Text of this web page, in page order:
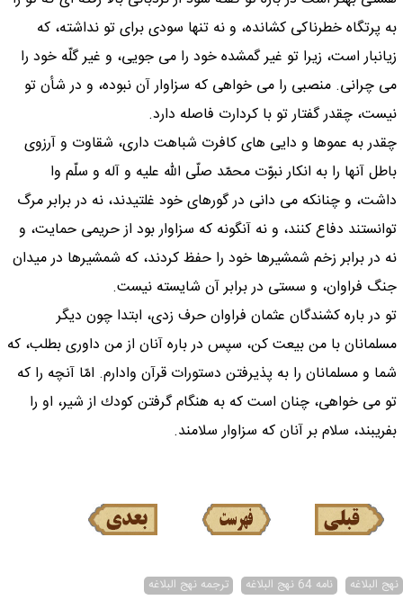
به پرتگاه خطرناكى كشانده، و نه تنها سودى براى تو نداشته، كه
زيانبار است، زيرا تو غير گمشده خود را مى جويى، و غير گلّه خود را
مى چرانى. منصبى را مى خواهى كه سزاوار آن نبوده، و در شأن تو
نيست، چقدر گفتار تو با كردارت فاصله دارد.
چقدر به عموها و دايى هاى كافرت شباهت دارى، شقاوت و آرزوى
باطل آنها را به انكار نبوّت محمّد صلّى اللّه عليه و آله و سلّم وا
داشت، و چنانكه مى دانى در گورهاى خود غلتيدند، نه در برابر مرگ
توانستند دفاع كنند، و نه آنگونه كه سزاوار بود از حريمى حمايت، و
نه در برابر زخم شمشيرها خود را حفظ كردند، كه شمشيرها در ميدان
جنگ فراوان، و سستى در برابر آن شايسته نيست.
تو در باره كشندگان عثمان فراوان حرف زدى، ابتدا چون ديگر
مسلمانان با من بيعت كن، سپس در باره آنان از من داورى بطلب، كه
شما و مسلمانان را به پذيرفتن دستورات قرآن وادارم. امّا آنچه را كه
تو مى خواهى، چنان است كه به هنگام گرفتن كودك از شير، او را
بفريبند، سلام بر آنان كه سزاوار سلامند.
نهج البلاغه نامه 64 نهج البلاغه ترجمه نهج البلاغه